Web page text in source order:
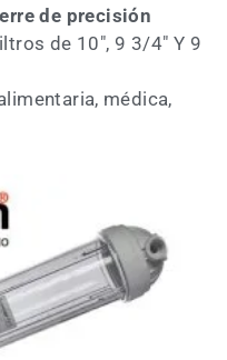
de precisión
de 10", 9 3/4" Y 9
médica,